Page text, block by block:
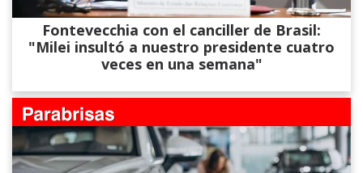
Fontevecchia con el canciller de Brasil:
"Milei insultó a nuestro presidente cuatro
veces en una semana"